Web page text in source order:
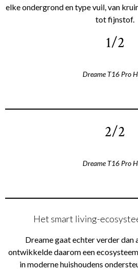
elke ondergrond en type vuil, van
tot fijnstof.
1/2
Dreame T16 Pro
2/2
Dreame T16 Pro
Het smart living-
Dreame gaat echter verder dan
ontwikkelde daarom een
in moderne huishoudens